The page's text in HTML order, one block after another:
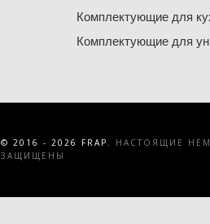
Комплектующие для
Комплектующие для
© 2016 - 2026 FRAP.
НАСТОЯЩИЕ
ЗАЩИЩЕНЫ